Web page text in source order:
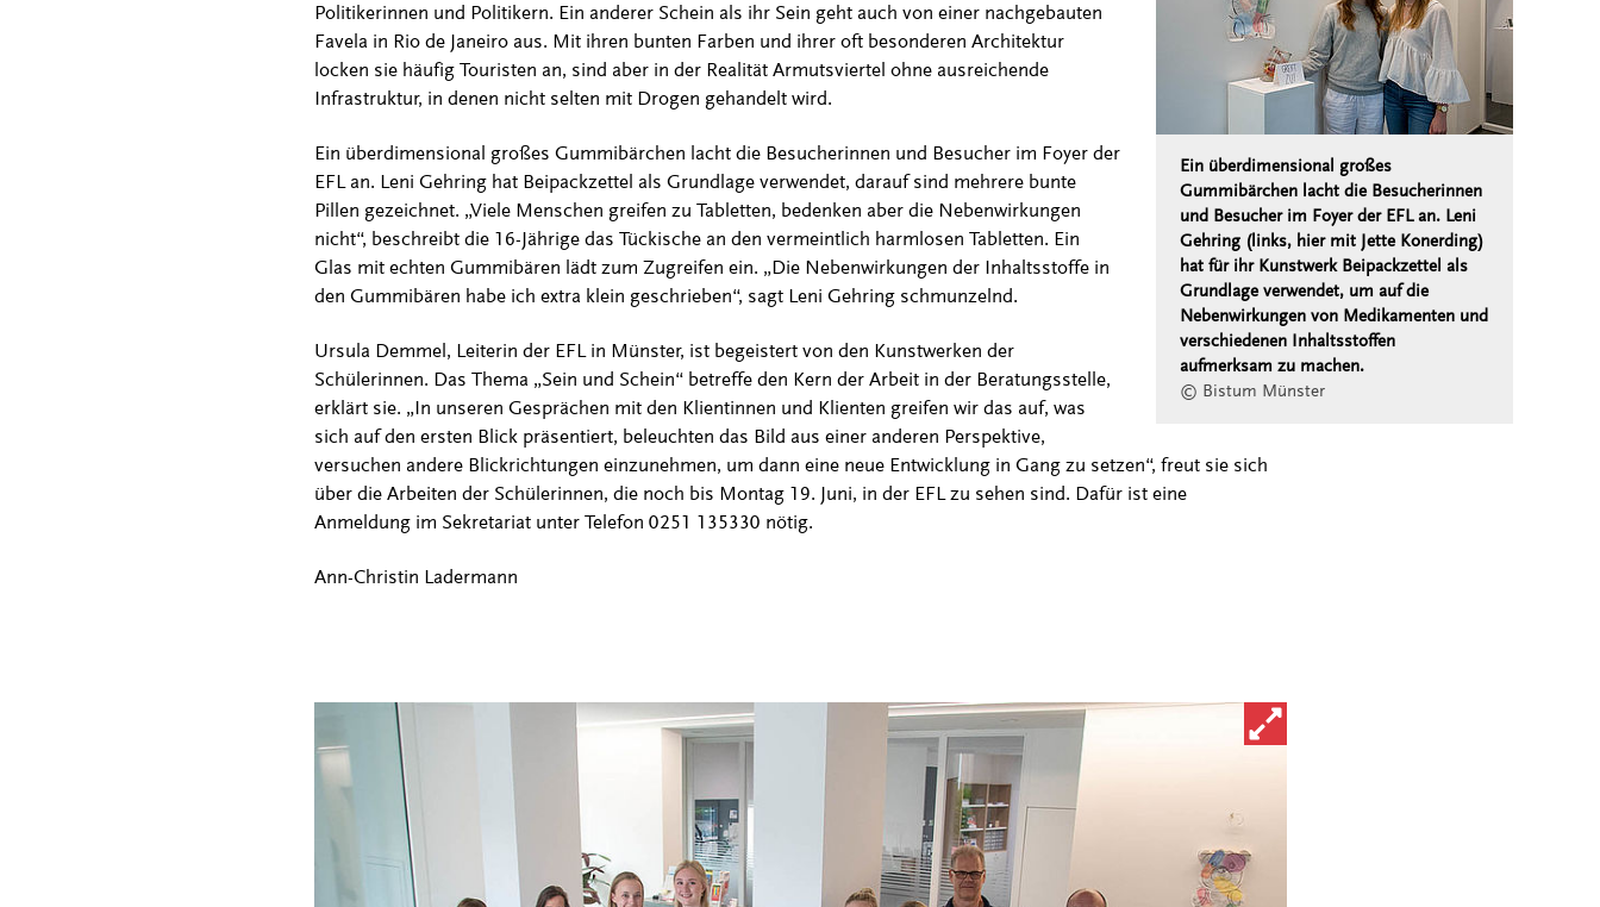
Ein überdimensional großes
Gummibärchen lacht die Besucherinnen
und Besucher im Foyer der EFL an. Leni
Gehring (links, hier mit Jette Konerding)
hat für ihr Kunstwerk Beipackzettel als
Grundlage verwendet, um auf die
Nebenwirkungen von Medikamenten und
verschiedenen Inhaltsstoffen
aufmerksam zu machen.
© Bistum Münster
Politikerinnen und Politikern. Ein anderer Schein als ihr Sein geht auch von einer nachgebauten
Favela in Rio de Janeiro aus. Mit ihren bunten Farben und ihrer oft besonderen Architektur
locken sie häufig Touristen an, sind aber in der Realität Armutsviertel ohne ausreichende
Infrastruktur, in denen nicht selten mit Drogen gehandelt wird.
Ein überdimensional großes Gummibärchen lacht die Besucherinnen und Besucher im Foyer der
EFL an. Leni Gehring hat Beipackzettel als Grundlage verwendet, darauf sind mehrere bunte
Pillen gezeichnet. „Viele Menschen greifen zu Tabletten, bedenken aber die Nebenwirkungen
nicht“, beschreibt die 16-Jährige das Tückische an den vermeintlich harmlosen Tabletten. Ein
Glas mit echten Gummibären lädt zum Zugreifen ein. „Die Nebenwirkungen der Inhaltsstoffe in
den Gummibären habe ich extra klein geschrieben“, sagt Leni Gehring schmunzelnd.
Ursula Demmel, Leiterin der EFL in Münster, ist begeistert von den Kunstwerken der
Schülerinnen. Das Thema „Sein und Schein“ betreffe den Kern der Arbeit in der Beratungsstelle,
erklärt sie. „In unseren Gesprächen mit den Klientinnen und Klienten greifen wir das auf, was
sich auf den ersten Blick präsentiert, beleuchten das Bild aus einer anderen Perspektive,
versuchen andere Blickrichtungen einzunehmen, um dann eine neue Entwicklung in Gang zu setzen“, freut sie sich
über die Arbeiten der Schülerinnen, die noch bis Montag 19. Juni, in der EFL zu sehen sind. Dafür ist eine
Anmeldung im Sekretariat unter Telefon 0251 135330 nötig.
Ann-Christin Ladermann
Bild in vergrößerter Ansicht